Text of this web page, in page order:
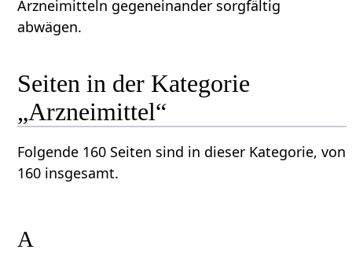
Arzneimitteln gegeneinander sorgfältig
abwägen.
Seiten in der Kategorie
„Arzneimittel“
Folgende 160 Seiten sind in dieser Kategorie, von
160 insgesamt.
A